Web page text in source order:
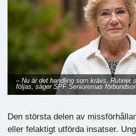
– Nu är det handling som krävs. Rutiner
följas, säger SPF Seniorernas
Den största delen av
eller felaktigt utförda insatser.